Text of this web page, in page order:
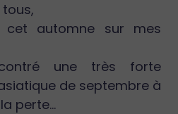
automne sur mes
une très forte
de septembre à
perte...